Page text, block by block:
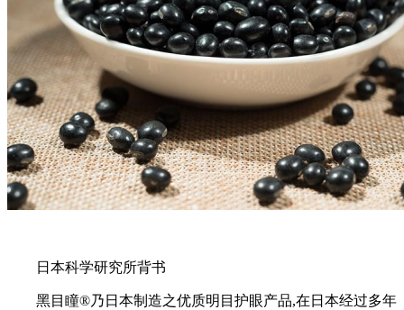
日本科学研究所背书
黑目瞳®乃日本制造之优质明目护眼产品,在日本经过多年